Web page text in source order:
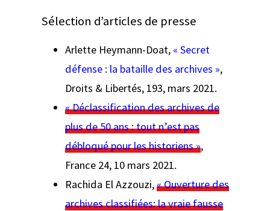
Sélection d’articles de presse
Arlette Heymann-Doat, « Secret
défense : la bataille des archives »,
Droits & Libertés, 193, mars 2021.
« Déclassification des archives de
plus de 50 ans : tout n’est pas
débloqué pour les historiens »,
France 24, 10 mars 2021.
Rachida El Azzouzi,« Ouverture des
archives classifiées: la vraie fausse